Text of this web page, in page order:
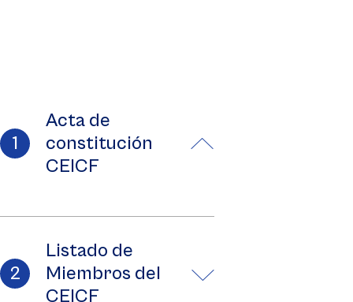
Acta de
constitución
CEICF
Listado de
Miembros del
CEICF